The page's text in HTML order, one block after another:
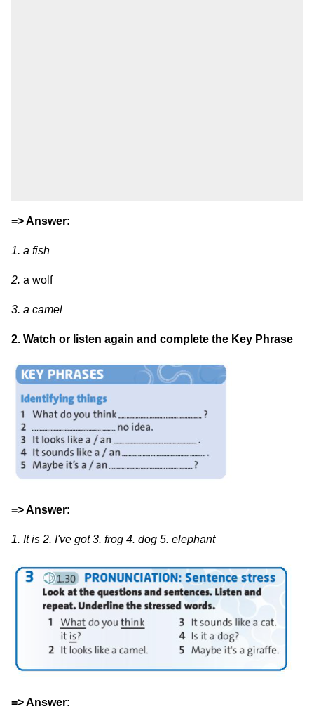
=> Answer:
1. a fish
2. a wolf
3. a camel
2. Watch or listen again and complete the Key Phrase
=> Answer:
1. It is 2. I've got 3. frog 4. dog 5. elephant
=> Answer: